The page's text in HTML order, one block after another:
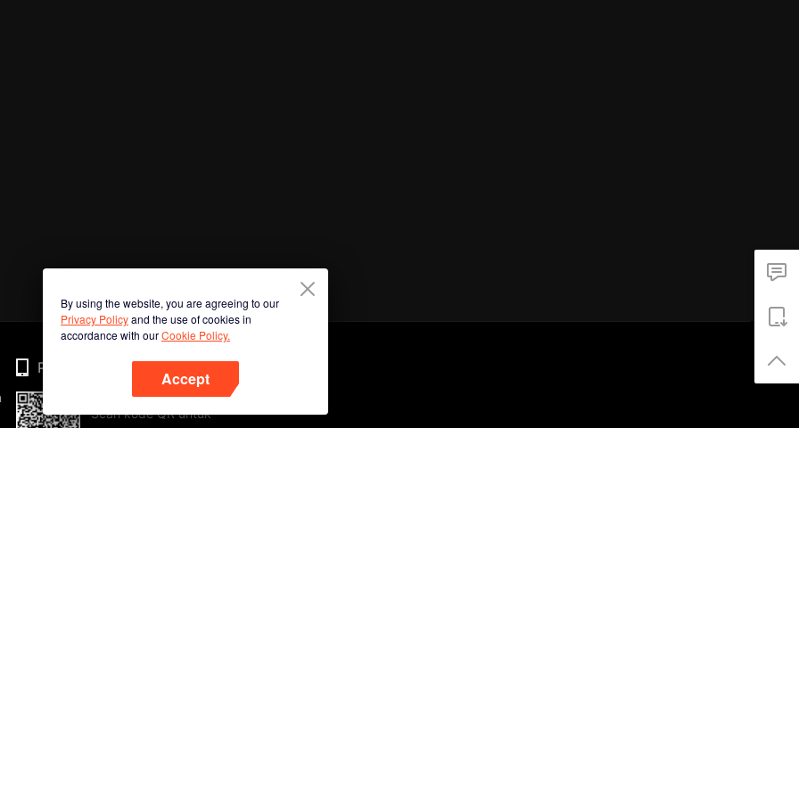
By using the website, you are agreeing to our
Privacy Policyand the use of cookies in
accordance with ourCookie Policy.
Accept
Phone
Scan kode QR untuk
mengunduh sekarang!